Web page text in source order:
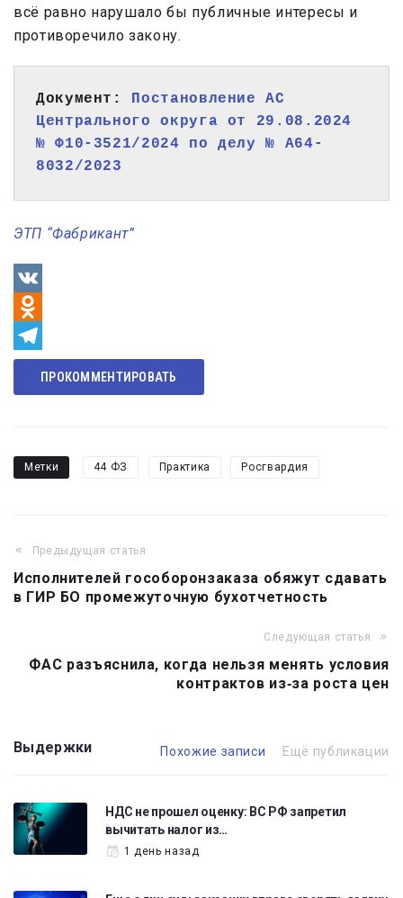
всё равно нарушало бы публичные интересы и
противоречило закону.
Документ: Постановление АС
Центрального округа от 29.08.2024
№ Ф10-3521/2024 по делу № А64-
8032/2023
ЭТП “Фабрикант”
VK
Odnoklassniki
Telegram
ПРОКОММЕНТИРОВАТЬ
Метки 44 ФЗ Практика Росгвардия
Навигация
по
Предыдущая статья
Исполнителей гособоронзаказа обяжут сдавать
в ГИР БО промежуточную бухотчетность
Следующая статья
ФАС разъяснила, когда нельзя менять условия
контрактов из‑за роста цен
Выдержки Похожие записи Ещё публикации
НДС не прошел оценку: ВС РФ запретил
вычитать налог из…
1 день назад